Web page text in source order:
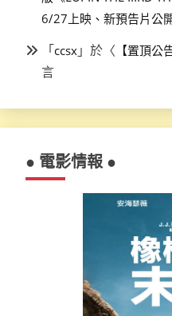
6/27上映、新預告片公
「ccsx 」於〈 【置頂
言
● 電影情報 ●